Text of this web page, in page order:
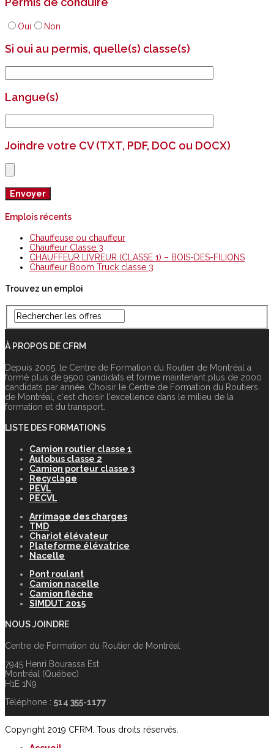
Oui Non
Si oui au permis, quelle(s) classe(s)
Langue(s)
Joindre votre CV (TXT, PDF, DOC ou DOCX)
Emplois récents
Chauffeuse ou chauffeur
Chauffeur Classe 3
CHAUFFEUR LIVREUR (CLASSE 1) – BOIS-DES-FILIONS
Chauffeur Boom Truck classe 3
Trouvez un emploi
À PROPOS DE CFRM
Depuis 2005, le Centre de Formation du Routier de Montréal a
formé plus de 9500 candidats et forme maintenant plus de 2000
candidats par année. Choisir le Centre de Formation du Routiers
de Montréal, c‘est choisir l‘excellence dans le milieu de la
formation et du transport.
LISTE DES FORMATIONS
Camion routier classe 1
Autobus classe 2
Camion porteur classe 3
Recyclage
PEVL
PECVL
Arrimage des charges
TMD
Chariot élévateur
Plateforme élévatrice
Nacelle
Pont roulant
Camion nacelle
Camion flèche
SIMDUT 2015
NOUS JOINDRE
Centre de Formation du Routier de Montréal
7945 Henri Bourassa Est
Montréal (Québec)
H1E 1N9
Téléphone : 514 355-1177
Copyright 2019 CFRM. Tous droits réservés.